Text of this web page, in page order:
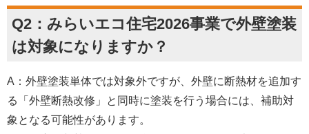
Q2：みらいエコ住宅2026事業で外壁塗装
は対象になりますか？
A：外壁塗装単体では対象外ですが、外壁に断熱材を追加す
る「外壁断熱改修」と同時に塗装を行う場合には、補助対
象となる可能性があります。